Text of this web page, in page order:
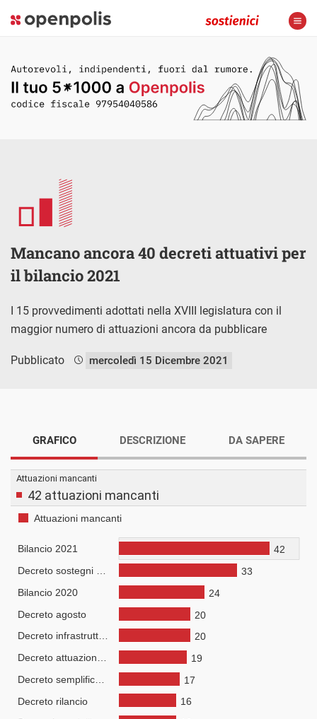
Mancano ancora 40 decreti attuativi per
il bilancio 2021
I 15 provvedimenti adottati nella XVIII legislatura con il
maggior numero di attuazioni ancora da pubblicare
Pubblicato mercoledì 15 Dicembre 2021
GRAFICO DESCRIZIONE DA SAPERE